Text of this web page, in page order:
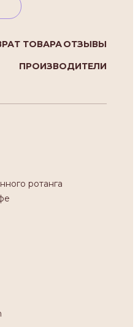
ТОВАРАОТЗЫВЫ
ПРОИЗВОДИТЕЛИ
ротанга